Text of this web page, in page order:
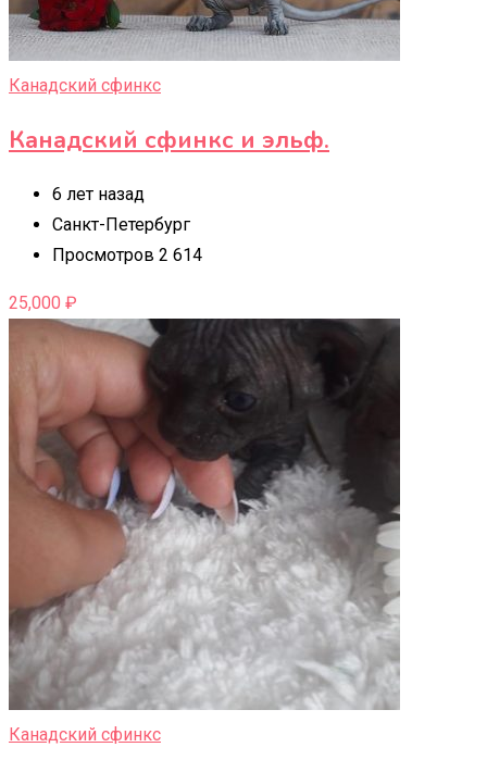
Канадский сфинкс
Канадский сфинкс и эльф.
6 лет назад
Санкт-Петербург
Просмотров 2 614
25,000 ₽
Канадский сфинкс